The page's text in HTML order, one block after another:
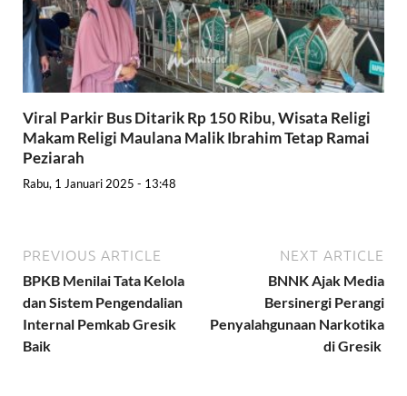
Viral Parkir Bus Ditarik Rp 150 Ribu, Wisata Religi
Makam Religi Maulana Malik Ibrahim Tetap Ramai
Peziarah
Rabu, 1 Januari 2025 - 13:48
PREVIOUS ARTICLE
BPKB Menilai Tata Kelola
dan Sistem Pengendalian
Internal Pemkab Gresik
Baik
NEXT ARTICLE
BNNK Ajak Media
Bersinergi Perangi
Penyalahgunaan Narkotika
di Gresik